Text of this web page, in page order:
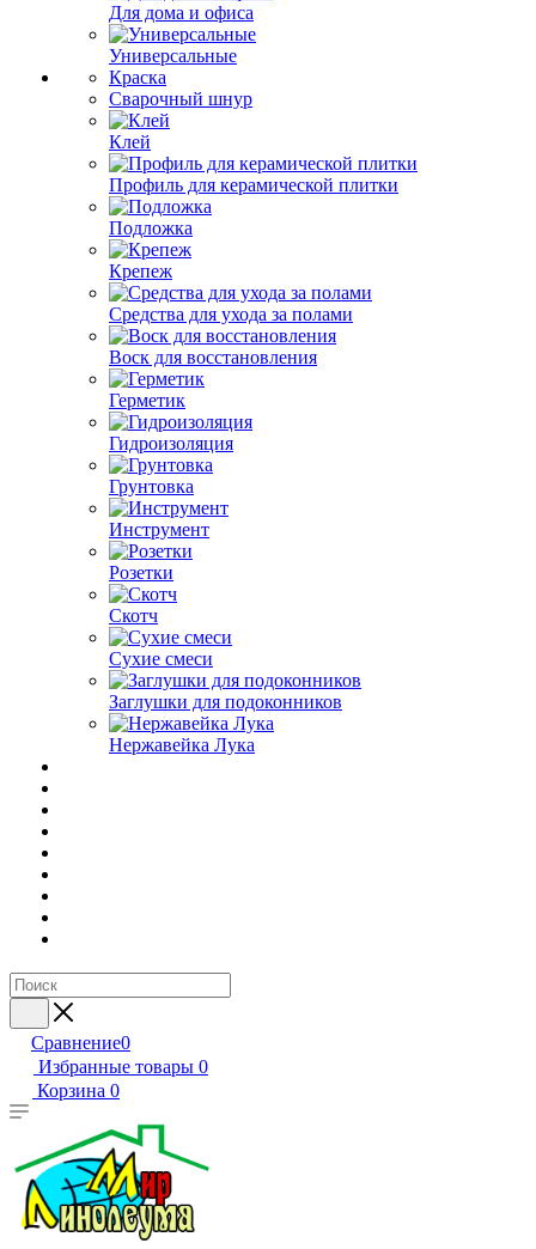
Для дома и офиса
Универсальные
Краска
Сварочный шнур
Клей
Профиль для керамической плитки
Подложка
Крепеж
Средства для ухода за полами
Воск для восстановления
Герметик
Гидроизоляция
Грунтовка
Инструмент
Розетки
Скотч
Сухие смеси
Заглушки для подоконников
Нержавейка Лука
Сравнение0
Избранные товары 0
Корзина 0